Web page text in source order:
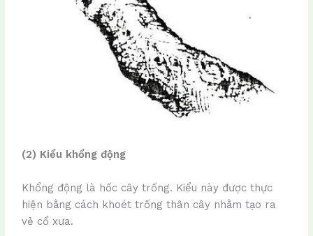
(2) Kiểu khổng động
Khổng động là hốc cây trống. Kiểu này được thực
hiện bằng cách khoét trống thân cây nhằm tạo ra
vẻ cổ xưa.